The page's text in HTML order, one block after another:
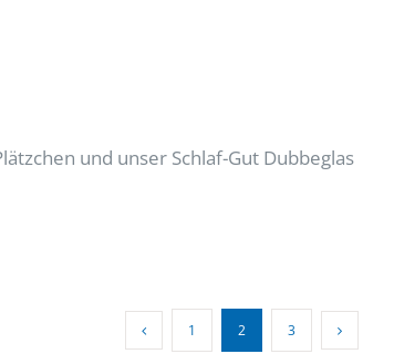
und unser Schlaf-Gut Dubbeglas
1 2 3